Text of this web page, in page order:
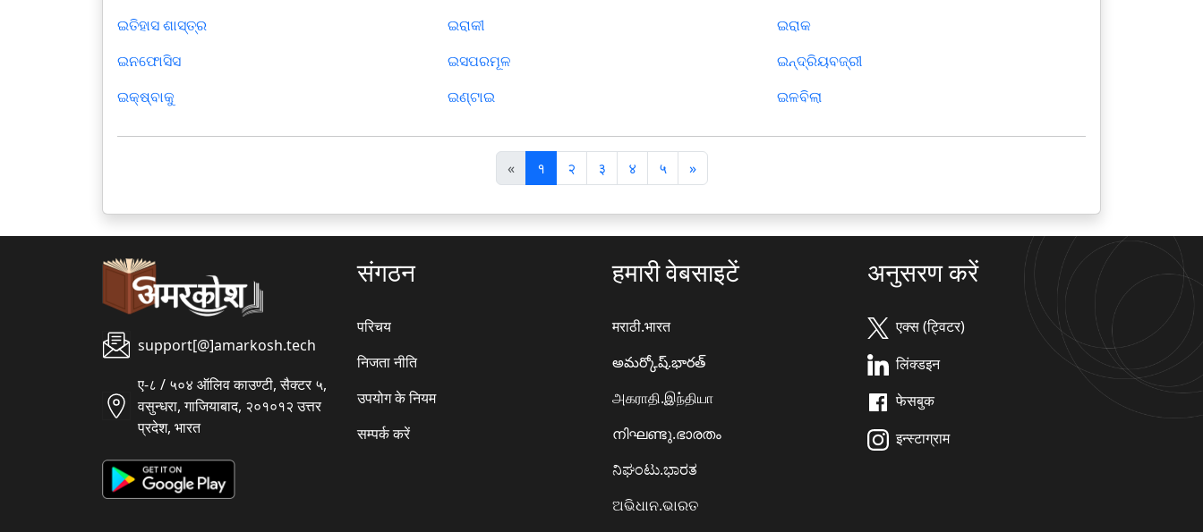
ଇତିହାସ ଶାସ୍ତ୍ର
ଇନଫୋସିସ
ଇକ୍ଷ୍ବାକୁ
ଇରାକୀ
ଇସପରମୂଳ
ଇଣ୍ଟାଇ
ଇରାକ
ଇନ୍ଦ୍ରିୟବଜ୍ରୀ
ଇଳବିଲା
«पि
छ
ला
१ २ ३ ४ ५ »अ
ग
ला
support[@]amarkosh.tech
ए-८ / ५०४ ऑलिव काउण्टी, सैक्टर ५,
वसुन्धरा, गाजियाबाद, २०१०१२ उत्तर
प्रदेश, भारत
संगठन
परिचय
निजता नीति
उपयोग के नियम
सम्पर्क करें
हमारी वेबसाइटें
मराठी.भारत
అమర్కోష్.భారత్
அகராதி.இந்தியா
നിഘണ്ടു.ഭാരതം
ನಿಘಂಟು.ಭಾರತ
ଅଭିଧାନ.ଭାରତ
अनुसरण करें
एक्स (ट्विटर)
लिंक्डइन
फेसबुक
इन्स्टाग्राम